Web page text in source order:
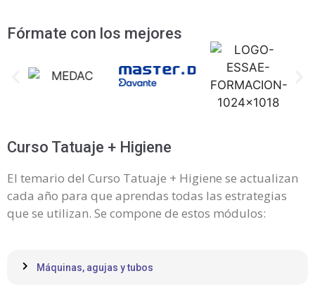
Fórmate con los mejores
Curso Tatuaje + Higiene
El temario del Curso Tatuaje + Higiene se actualizan
cada año para que aprendas todas las estrategias
que se utilizan. Se compone de estos módulos:
Máquinas, agujas y tubos